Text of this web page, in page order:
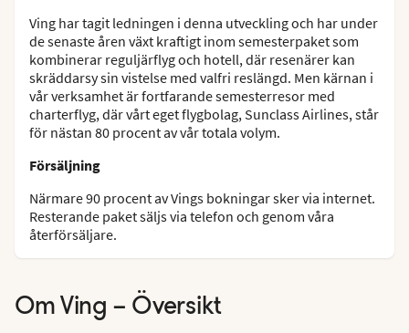
Ving har tagit ledningen i denna utveckling och har under
de senaste åren växt kraftigt inom semesterpaket som
kombinerar reguljärflyg och hotell, där resenärer kan
skräddarsy sin vistelse med valfri reslängd. Men kärnan i
vår verksamhet är fortfarande semesterresor med
charterflyg, där vårt eget flygbolag, Sunclass Airlines, står
för nästan 80 procent av vår totala volym.
Försäljning
Närmare 90 procent av Vings bokningar sker via internet.
Resterande paket säljs via telefon och genom våra
återförsäljare.
Om Ving – Översikt